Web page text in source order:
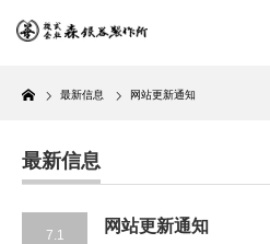
Home
最新信息 网站更新通知
最新信息
7.1
网站更新通知